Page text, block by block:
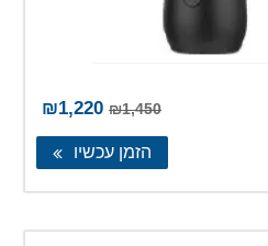
₪1,450
המחיר
המקורי
היה:
₪1,220
הזמן עכשיו